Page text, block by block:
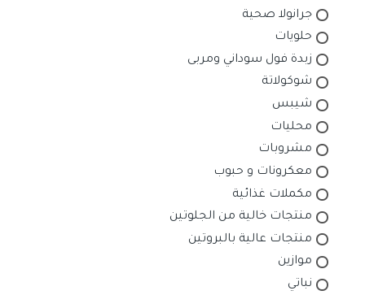
جرانولا صحية
حلويات
زبدة فول سوداني ومربى
شوكولاتة
شيبس
محليات
مشروبات
معكرونات و حبوب
مكملات غذائية
منتجات خالية من الجلوتين
منتجات عالية بالبروتين
موازين
نباتي